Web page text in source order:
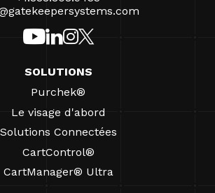
SOLUTIONS
Purchek®
Le visage d'abord
Solutions Connectées
CartControl®
CartManager® Ultra